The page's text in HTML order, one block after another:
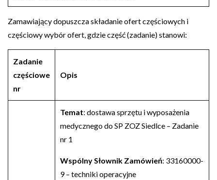
Zamawiający dopuszcza składanie ofert częściowych i
częściowy wybór ofert, gdzie część (zadanie) stanowi:
Zadanie
częściowe
nr
Opis
Temat: dostawa sprzętu i wyposażenia
medycznego do SP ZOZ Siedlce – Zadanie
nr 1
Wspólny Słownik Zamówień: 33160000-
9 – techniki operacyjne